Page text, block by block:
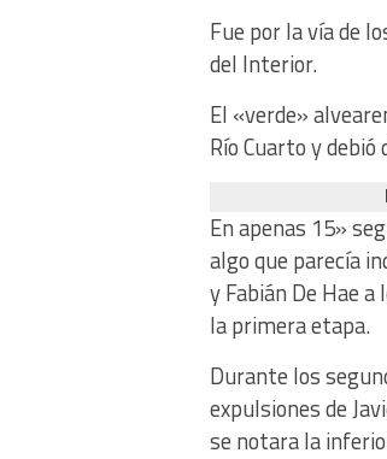
Fue por la vía de
del Interior.
El «verde»
Río Cuarto y
En apenas 15»
algo que parecía
y Fabián De Hae
la primera etapa.
Durante los
expulsiones de
se notara la